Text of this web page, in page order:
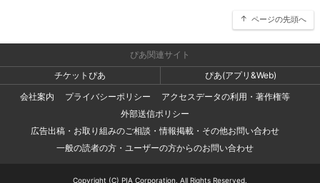
ページの先頭へ
ぴあ関連サイト
チケットぴあ
ぴあ(アプリ&Web)
会社案内
プライバシーポリシー
アクセスデータの利用・著作権等
外部送信ポリシー
広告出稿・お取り組みのご相談・情報掲載・その他お問い合わせ
一般の読者の方・ユーザーの方からのお問い合わせ
Copyright (C) PIA Corporation. All Rights Reserved.